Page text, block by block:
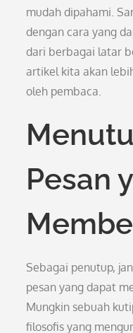
mudah dipahami.
dengan cara yang
dari berbagai latar
artikel kita akan
oleh pembaca.
Pesan
Sebagai penutup,
pesan yang dapat
Mungkin sebuah
filosofis yang